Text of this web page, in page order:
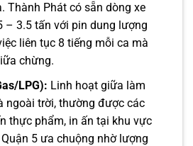
Thành Phát có sẵn dòng xe
– 3.5 tấn với pin dung lượng
liên tục 8 tiếng mỗi ca mà
chừng.
LPG): Linh hoạt giữa làm
ngoài trời, thường được các
thực phẩm, in ấn tại khu vực
5 ưa chuộng nhờ lượng